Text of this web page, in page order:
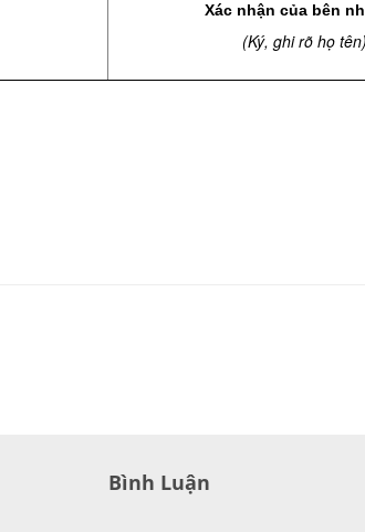
Xác nhận của bên
(Ký, ghi rõ họ tên)
Bình Luận